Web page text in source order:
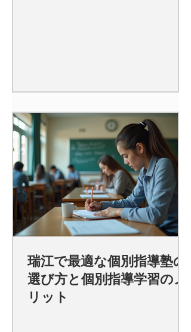
瑞江で最適な個別指導塾の
選び方と個別指導学習のメ
リット